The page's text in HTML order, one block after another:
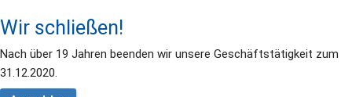
Wir schließen!
Nach über 19 Jahren beenden wir unsere Geschäftstätigkeit zum
31.12.2020.